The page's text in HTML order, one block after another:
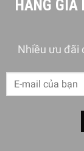
HÀNG GIA
Nhiều ưu đãi